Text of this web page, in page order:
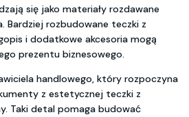
się jako materiały rozdawane
Bardziej rozbudowane teczki z
i dodatkowe akcesoria mogą
prezentu biznesowego.
handlowego, który rozpoczyna
z estetycznej teczki z
Taki detal pomaga budować